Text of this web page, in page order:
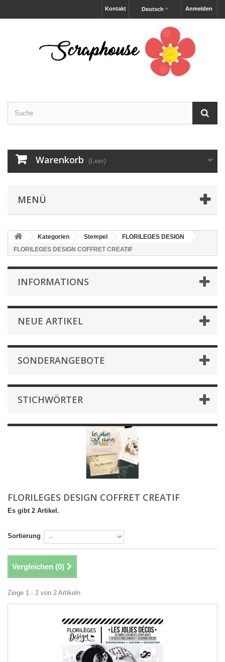
Anmelden
Deutsch
Kontakt
Warenkorb (Leer)
MENÜ
Kategorien Stempel
FLORILEGES DESIGN
FLORILEGES DESIGN COFFRET CREATIF
INFORMATIONS
NEUE ARTIKEL
SONDERANGEBOTE
STICHWÖRTER
FLORILEGES DESIGN COFFRET CREATIF
Es gibt 2 Artikel.
Sortierung
Vergleichen (0)
Zeige 1 - 2 von 2 Artikeln